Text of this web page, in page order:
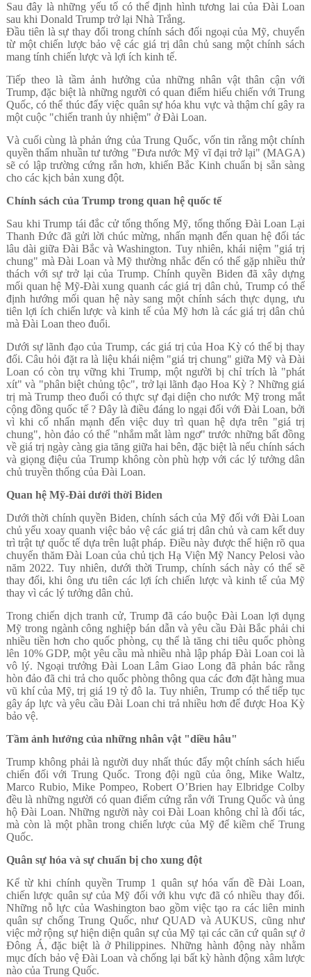
Sau đây là những yếu tố có thể định hình tương lai của Đài Loan
sau khi Donald Trump trở lại Nhà Trắng.
Đầu tiên là sự thay đổi trong chính sách đối ngoại của Mỹ, chuyển
từ một chiến lược bảo vệ các giá trị dân chủ sang một chính sách
mang tính chiến lược và lợi ích kinh tế.
Tiếp theo là tầm ảnh hưởng của những nhân vật thân cận với
Trump, đặc biệt là những người có quan điểm hiếu chiến với Trung
Quốc, có thể thúc đẩy việc quân sự hóa khu vực và thậm chí gây ra
một cuộc "chiến tranh ủy nhiệm" ở Đài Loan.
Và cuối cùng là phản ứng của Trung Quốc, vốn tin rằng một chính
quyền thấm nhuần tư tưởng "Đưa nước Mỹ vĩ đại trở lại" (MAGA)
sẽ có lập trường cứng rắn hơn, khiến Bắc Kinh chuẩn bị sẵn sàng
cho các kịch bản xung đột.
Chính sách của Trump trong quan hệ quốc tế
Sau khi Trump tái đắc cử tổng thống Mỹ, tổng thống Đài Loan Lại
Thanh Đức đã gửi lời chúc mừng, nhấn mạnh đến quan hệ đối tác
lâu dài giữa Đài Bắc và Washington. Tuy nhiên, khái niệm "giá trị
chung" mà Đài Loan và Mỹ thường nhắc đến có thể gặp nhiều thử
thách với sự trở lại của Trump. Chính quyền Biden đã xây dựng
mối quan hệ Mỹ-Đài xung quanh các giá trị dân chủ, Trump có thể
định hướng mối quan hệ này sang một chính sách thực dụng, ưu
tiên lợi ích chiến lược và kinh tế của Mỹ hơn là các giá trị dân chủ
mà Đài Loan theo đuổi.
Dưới sự lãnh đạo của Trump, các giá trị của Hoa Kỳ có thể bị thay
đổi. Câu hỏi đặt ra là liệu khái niệm "giá trị chung" giữa Mỹ và Đài
Loan có còn trụ vững khi Trump, một người bị chỉ trích là "phát
xít" và "phân biệt chủng tộc", trở lại lãnh đạo Hoa Kỳ ? Những giá
trị mà Trump theo đuổi có thực sự đại diện cho nước Mỹ trong mắt
cộng đồng quốc tế ? Đây là điều đáng lo ngại đối với Đài Loan, bởi
vì khi cố nhấn mạnh đến việc duy trì quan hệ dựa trên "giá trị
chung", hòn đảo có thể "nhắm mắt làm ngơ" trước những bất đồng
về giá trị ngày càng gia tăng giữa hai bên, đặc biệt là nếu chính sách
và giọng điệu của Trump không còn phù hợp với các lý tưởng dân
chủ truyền thống của Đài Loan.
Quan hệ Mỹ-Đài dưới thời Biden
Dưới thời chính quyền Biden, chính sách của Mỹ đối với Đài Loan
chủ yếu xoay quanh việc bảo vệ các giá trị dân chủ và cam kết duy
trì trật tự quốc tế dựa trên luật pháp. Điều này được thể hiện rõ qua
chuyến thăm Đài Loan của chủ tịch Hạ Viện Mỹ Nancy Pelosi vào
năm 2022. Tuy nhiên, dưới thời Trump, chính sách này có thể sẽ
thay đổi, khi ông ưu tiên các lợi ích chiến lược và kinh tế của Mỹ
thay vì các lý tưởng dân chủ.
Trong chiến dịch tranh cử, Trump đã cáo buộc Đài Loan lợi dụng
Mỹ trong ngành công nghiệp bán dẫn và yêu cầu Đài Bắc phải chi
nhiều tiền hơn cho quốc phòng, cụ thể là tăng chi tiêu quốc phòng
lên 10% GDP, một yêu cầu mà nhiều nhà lập pháp Đài Loan coi là
vô lý. Ngoại trưởng Đài Loan Lâm Giao Long đã phản bác rằng
hòn đảo đã chi trả cho quốc phòng thông qua các đơn đặt hàng mua
vũ khí của Mỹ, trị giá 19 tỷ đô la. Tuy nhiên, Trump có thể tiếp tục
gây áp lực và yêu cầu Đài Loan chi trả nhiều hơn để được Hoa Kỳ
bảo vệ.
Tầm ảnh hưởng của những nhân vật "diều hâu"
Trump không phải là người duy nhất thúc đẩy một chính sách hiếu
chiến đối với Trung Quốc. Trong đội ngũ của ông, Mike Waltz,
Marco Rubio, Mike Pompeo, Robert O’Brien hay Elbridge Colby
đều là những người có quan điểm cứng rắn với Trung Quốc và ủng
hộ Đài Loan. Những người này coi Đài Loan không chỉ là đối tác,
mà còn là một phần trong chiến lược của Mỹ để kiềm chế Trung
Quốc.
Quân sự hóa và sự chuẩn bị cho xung đột
Kể từ khi chính quyền Trump 1 quân sự hóa vấn đề Đài Loan,
chiến lược quân sự của Mỹ đối với khu vực đã có nhiều thay đổi.
Những nỗ lực của Washington bao gồm việc tạo ra các liên minh
quân sự chống Trung Quốc, như QUAD và AUKUS, cũng như
việc mở rộng sự hiện diện quân sự của Mỹ tại các căn cứ quân sự ở
Đông Á, đặc biệt là ở Philippines. Những hành động này nhằm
mục đích bảo vệ Đài Loan và chống lại bất kỳ hành động xâm lược
nào của Trung Quốc.